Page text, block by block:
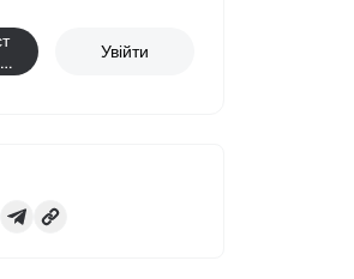
Увійти